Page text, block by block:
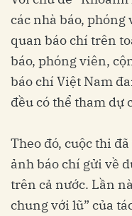
các nhà báo, phóng
quan báo chí trên
báo, phóng viên,
báo chí Việt Nam
đều có thể tham dự
Theo đó, cuộc thi
ảnh báo chí gửi về
trên cả nước. Lần
chung với lũ” của